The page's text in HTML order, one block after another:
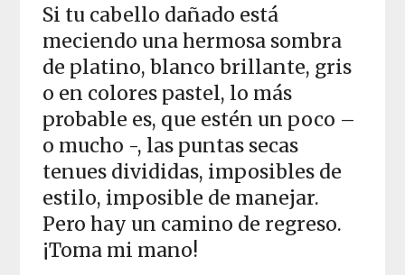
Si tu cabello dañado está
meciendo una hermosa sombra
de platino, blanco brillante, gris
o en colores pastel, lo más
probable es, que estén un poco –
o mucho -, las puntas secas
tenues divididas, imposibles de
estilo, imposible de manejar.
Pero hay un camino de regreso.
¡Toma mi mano!